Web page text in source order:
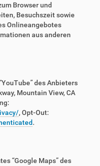
Browser und
Besuchszeit sowie
Onlineangebotes
aus anderen
des Anbieters
Mountain View, CA
, Opt-Out:
.
“Google Maps” des